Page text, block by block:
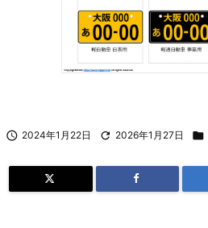
 2024年1月22日  2026年1月27日 